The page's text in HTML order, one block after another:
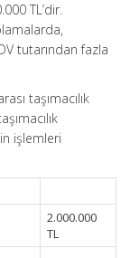
TL’dir.
tutarından fazla
taşımacılık
işlemleri
2.000.000
TL